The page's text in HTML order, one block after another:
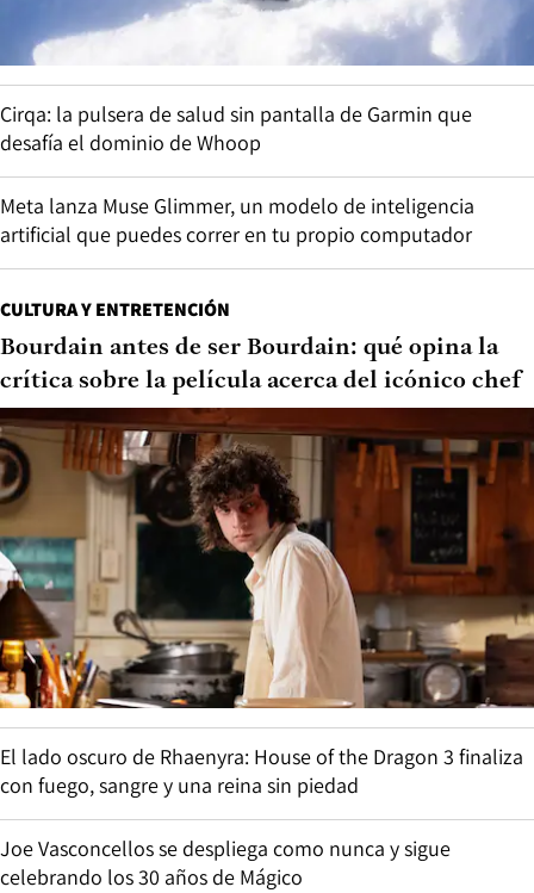
Cirqa: la pulsera de salud sin pantalla de Garmin que
desafía el dominio de Whoop
Meta lanza Muse Glimmer, un modelo de inteligencia
artificial que puedes correr en tu propio computador
CULTURA Y ENTRETENCIÓN
Bourdain antes de ser Bourdain: qué opina la
crítica sobre la película acerca del icónico chef
El lado oscuro de Rhaenyra: House of the Dragon 3 finaliza
con fuego, sangre y una reina sin piedad
Joe Vasconcellos se despliega como nunca y sigue
celebrando los 30 años de Mágico